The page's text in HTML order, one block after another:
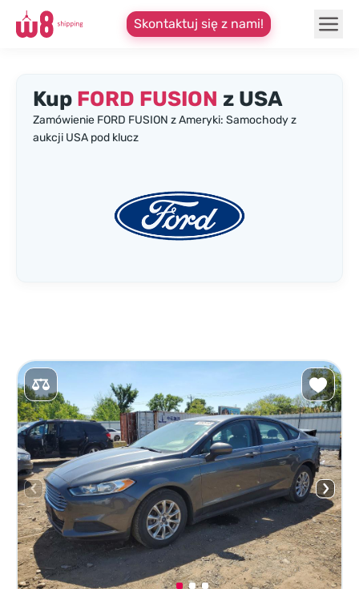
Skontaktuj się z nami!
Kup FORD FUSION z USA
Zamówienie FORD FUSION z Ameryki: Samochody z
aukcji USA pod klucz